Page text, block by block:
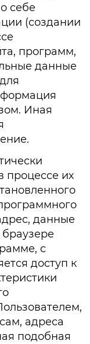
себе
(создании
программ,
данные
Иная
процессе их
данные
с
доступ к
адреса
подобная